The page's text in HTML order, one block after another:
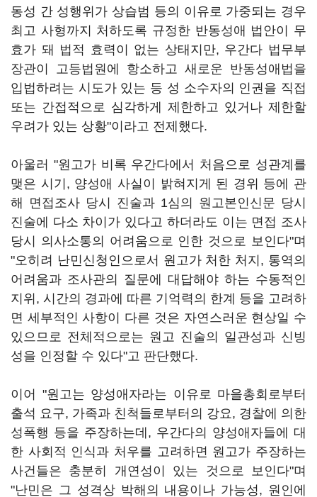
동성 간 성행위가 상습범 등의 이유로 가중되는 경우
최고 사형까지 처하도록 규정한 반동성애 법안이 무
효가 돼 법적 효력이 없는 상태지만, 우간다 법무부
장관이 고등법원에 항소하고 새로운 반동성애법을
입법하려는 시도가 있는 등 성 소수자의 인권을 직접
또는 간접적으로 심각하게 제한하고 있거나 제한할
우려가 있는 상황"이라고 전제했다.
아울러 "원고가 비록 우간다에서 처음으로 성관계를
맺은 시기, 양성애 사실이 밝혀지게 된 경위 등에 관
해 면접조사 당시 진술과 1심의 원고본인신문 당시
진술에 다소 차이가 있다고 하더라도 이는 면접 조사
당시 의사소통의 어려움으로 인한 것으로 보인다"며
"오히려 난민신청인으로서 원고가 처한 처지, 통역의
어려움과 조사관의 질문에 대답해야 하는 수동적인
지위, 시간의 경과에 따른 기억력의 한계 등을 고려하
면 세부적인 사항이 다른 것은 자연스러운 현상일 수
있으므로 전체적으로는 원고 진술의 일관성과 신빙
성을 인정할 수 있다"고 판단했다.
이어 "원고는 양성애자라는 이유로 마을총회로부터
출석 요구, 가족과 친척들로부터의 강요, 경찰에 의한
성폭행 등을 주장하는데, 우간다의 양성애자들에 대
한 사회적 인식과 처우를 고려하면 원고가 주장하는
사건들은 충분히 개연성이 있는 것으로 보인다"며
"난민은 그 성격상 박해의 내용이나 가능성, 원인에